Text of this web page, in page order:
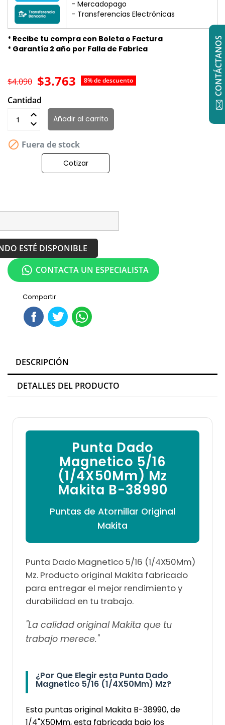
- Mercadopago
- Transferencias Electrónicas
* Recibe tu compra con Boleta o Factura
* Garantía 2 año por Falla de Fabrica
$3.763 8% de descuento
$4.090
Cantidad
Añadir al carrito
 Fuera de stock
Cotizar
ESTÉ DISPONIBLE
Compartir
CONTACTA UN ESPECIALISTA
DESCRIPCIÓN
DETALLES DEL PRODUCTO
Punta Dado
Magnetico 5/16
(1/4X50Mm) Mz
Makita B-38990
Puntas de Atornillar Original
Makita
Punta Dado Magnetico 5/16 (1/4X50Mm)
Mz. Producto original Makita fabricado
para entregar el mejor rendimiento y
durabilidad en tu trabajo.
"La calidad original Makita que tu
trabajo merece."
¿Por Que Elegir esta Punta Dado
Magnetico 5/16 (1/4X50Mm) Mz?
Esta puntas original Makita B-38990, de
1/4"X50Mm, esta fabricada bajo los
CONTÁCTANOS